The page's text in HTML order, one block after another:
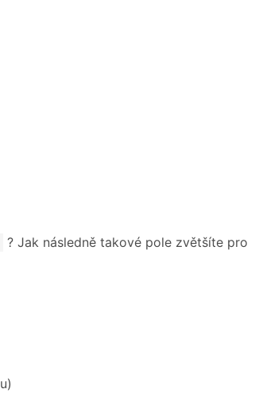
? Jak následně takové pole zvětšíte pro